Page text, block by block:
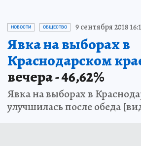
НОВОСТИ ОБЩЕСТВО 9 сентября 2018
Явка на выборах в
Краснодарском
вечера - 46,62%
Явка на выборах в
улучшилась после обеда